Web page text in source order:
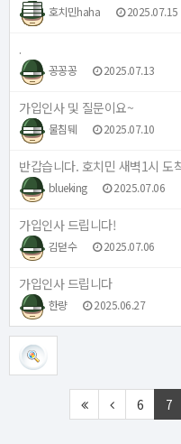
호치민haha 2025.07.15
.
꽁꽁꽁 2025.07.13
가입인사 및 질문이요~
물침뒈 2025.07.10
반갑습니다. 호치민 새벽1시
blueking 2025.07.06
가입인사 드립니다!
김덛수 2025.07.06
가입인사 드립니다
한량 2025.06.27
6 7